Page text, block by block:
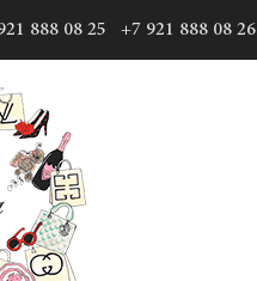
888 08 25 +7 921 888 08 26